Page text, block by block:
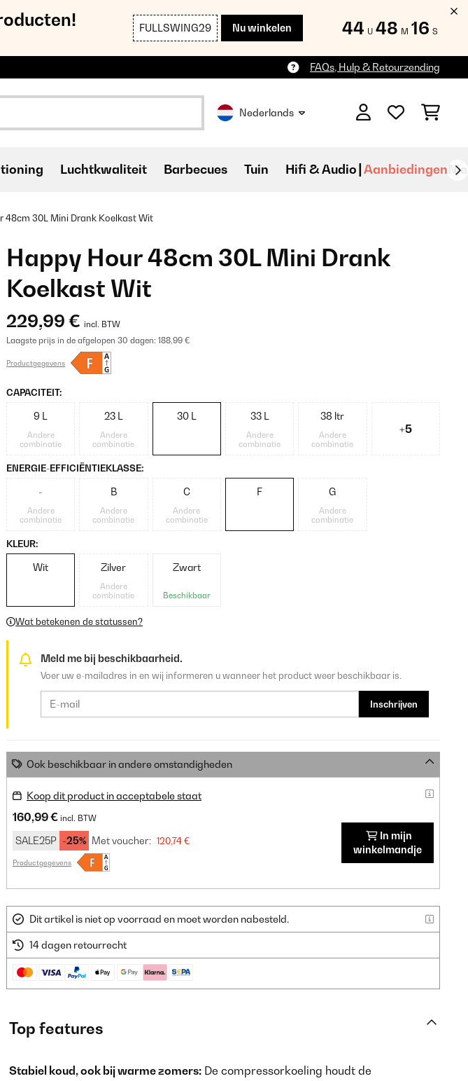
FULLSWING29 Nu winkelen 44 U 48 M 14 S
FAQs, Hulp & Retourzending
Nederlands
Luchtkwaliteit Barbecues Tuin Hifi & Audio Aanbiedingen
48cm 30L Mini Drank Koelkast Wit
Happy Hour 48cm 30L Mini Drank
Koelkast Wit
229,99 € incl. BTW
Laagste prijs in de afgelopen 30 dagen: 188,99 €
Productgegevens
CAPACITEIT:
9 L
Andere
combinatie
23 L
Andere
combinatie
30 L 33 L
Andere
combinatie
38 ltr
Andere
combinatie
+5
ENERGIE-EFFICIËNTIEKLASSE:
-
Andere
combinatie
B
Andere
combinatie
C
Andere
combinatie
F G
Andere
combinatie
KLEUR:
Wit Zilver
Andere
combinatie
Zwart
Beschikbaar
Wat betekenen de statussen?
Meld me bij beschikbaarheid.
Voer uw e-mailadres in en wij informeren u wanneer het product weer beschikbaar is.
Inschrijven
Ook beschikbaar in andere omstandigheden
Koop dit product in acceptabele staat
160,99 € incl. BTW
SALE25P -25% Met voucher: 120,74 €
Productgegevens
In mijn
winkelmandje
Dit artikel is niet op voorraad en moet worden nabesteld.
14 dagen retourrecht
Top features
Stabiel koud, ook bij warme zomers: De compressorkoeling houdt de